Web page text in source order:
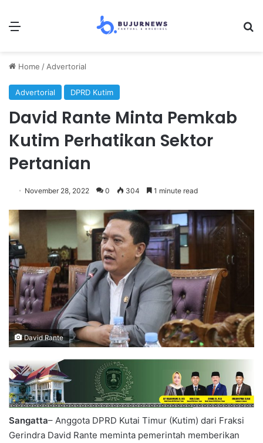
Home / Advertorial
Advertorial DPRD Kutim
David Rante Minta Pemkab
Kutim Perhatikan Sektor
Pertanian
November 28, 2022 0 304 1 minute read
David Rante
Sangatta– Anggota DPRD Kutai Timur (Kutim) dari Fraksi
Gerindra David Rante meminta pemerintah memberikan